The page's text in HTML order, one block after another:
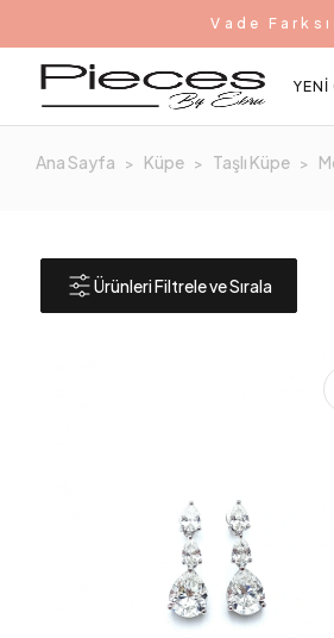
Vade
YENI
Ana Sayfa Küpe Taşlı Küpe
Ürünleri Filtrele ve Sırala